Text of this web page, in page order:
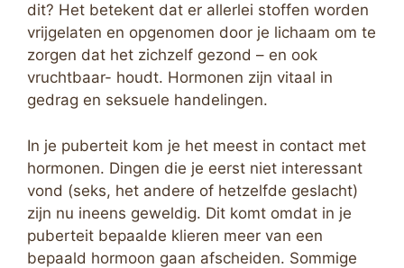
dit? Het betekent dat er allerlei stoffen worden
vrijgelaten en opgenomen door je lichaam om te
zorgen dat het zichzelf gezond – en ook
vruchtbaar- houdt. Hormonen zijn vitaal in
gedrag en seksuele handelingen.
In je puberteit kom je het meest in contact met
hormonen. Dingen die je eerst niet interessant
vond (seks, het andere of hetzelfde geslacht)
zijn nu ineens geweldig. Dit komt omdat in je
puberteit bepaalde klieren meer van een
bepaald hormoon gaan afscheiden. Sommige